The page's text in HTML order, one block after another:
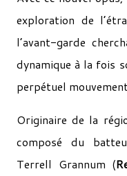
exploration de
l’avant-garde
dynamique à la fois
perpétuel
Originaire de la
composé du
Terrell Grannum (